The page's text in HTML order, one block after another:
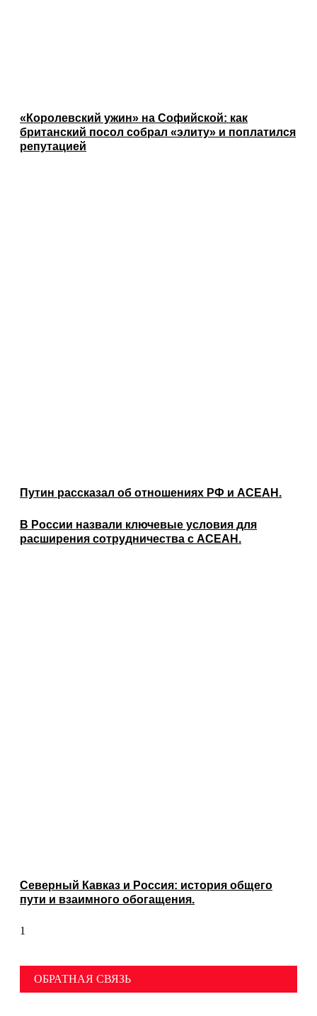
«Королевский ужин» на Софийской: как
британский посол собрал «элиту» и поплатился
репутацией
Путин рассказал об отношениях РФ и АСЕАН.
В России назвали ключевые условия для
расширения сотрудничества с АСЕАН.
Северный Кавказ и Россия: история общего
пути и взаимного обогащения.
ОБРАТНАЯ СВЯЗЬ